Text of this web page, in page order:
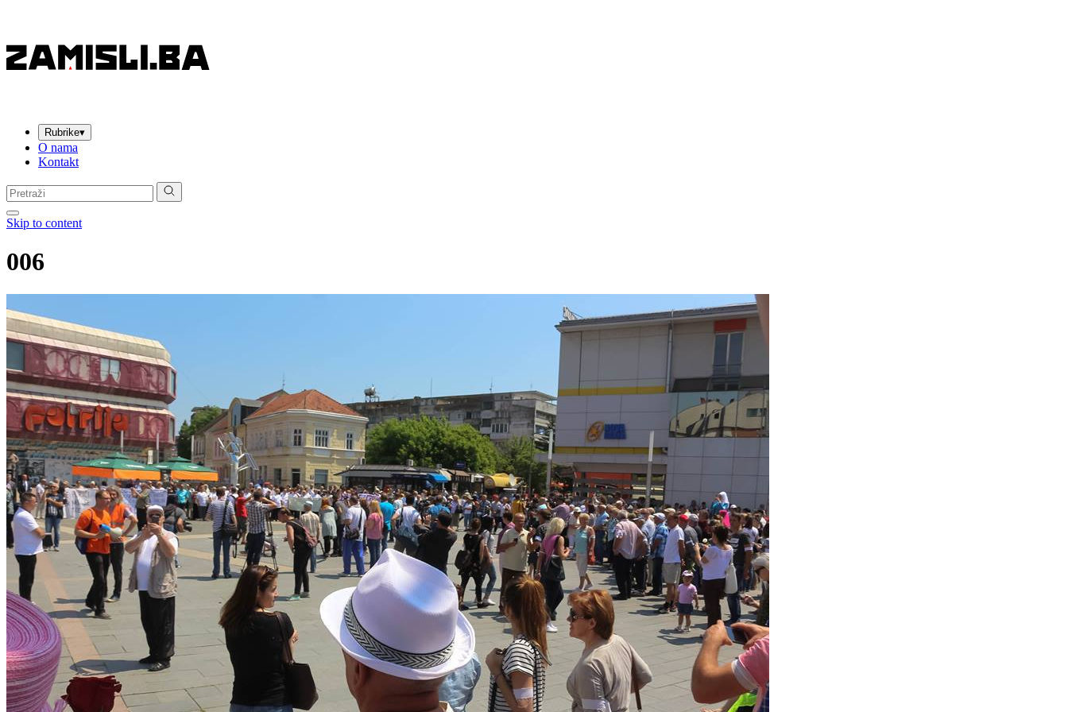
Rubrike▾
O nama
Kontakt
Pretraga:
Skip to content
006